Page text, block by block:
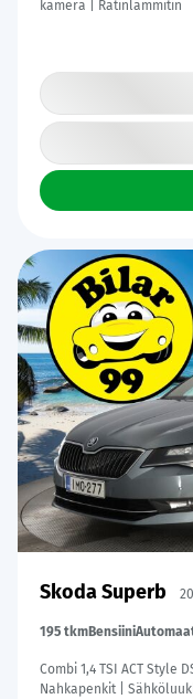
kamera | Ratinlämmitin
Skoda Superb
195 tkmBensiini
Combi 1,4 TSI ACT Style
Nahkapenkit |